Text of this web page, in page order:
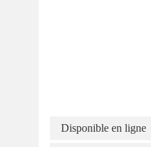
Disponible en ligne